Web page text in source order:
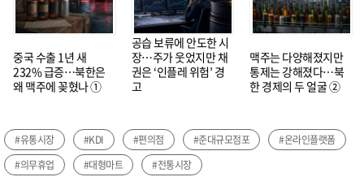
중국 수출 1년 새
232% 급증…북한은
왜 맥주에 꽂혔나 ①
공습 보류에 안도한 시
장…주가 웃었지만 채
권은 ‘인플레 위험’ 경
고
맥주는 다양해졌지만
통제는 강해졌다…북
한 경제의 두 얼굴 ②
#유통시장 #KDI #편의점 #준대규모점포
#온라인플랫폼
#의무휴업
#대형마트 #전통시장